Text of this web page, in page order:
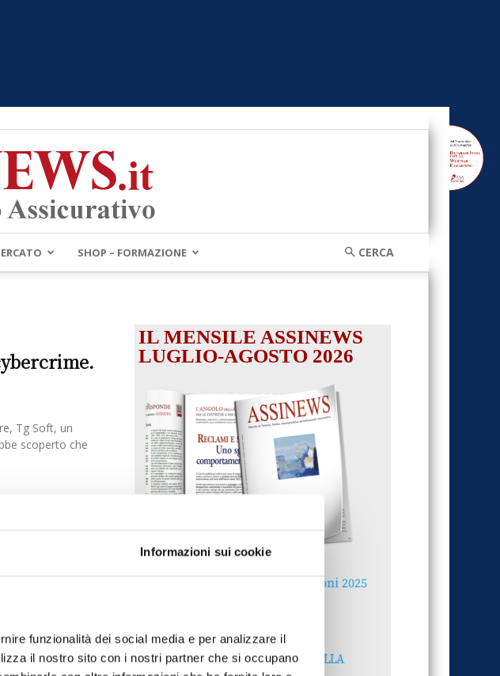
Informazioni sui cookie
funzionalità dei social media e per analizzare il
il nostro sito con i nostri partner che si occupano
SHOP – FORMAZIONE
Tg Soft, un
scoperto che
IL MENSILE ASSINEWS
LUGLIO-AGOSTO 2026
Reclami e sanzioni 2025
LA GESTIONE DELLA